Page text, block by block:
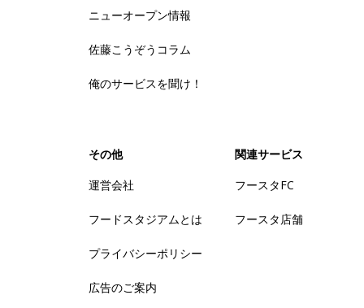
ニューオープン情報
佐藤こうぞうコラム
俺のサービスを聞け！
その他
運営会社
フードスタジアムとは
プライバシーポリシー
広告のご案内
関連サービス
フースタFC
フースタ店舗